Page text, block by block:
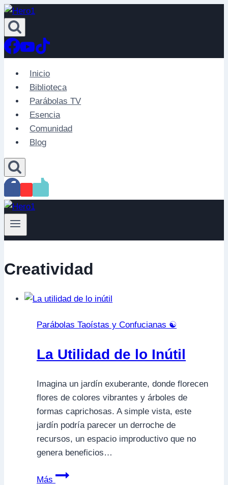
Saltar
al
contenido
Inicio
Biblioteca
Parábolas TV
Esencia
Comunidad
Blog
Creatividad
Parábolas Taoístas y Confucianas ☯️
La Utilidad de lo Inútil
Imagina un jardín exuberante, donde florecen
flores de colores vibrantes y árboles de
formas caprichosas. A simple vista, este
jardín podría parecer un derroche de
recursos, un espacio improductivo que no
genera beneficios…
Más
La